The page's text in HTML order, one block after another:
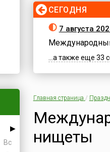
▶
Вс
СЕГОДНЯ
7 августа
...а также еще 33
Главная страница /
нищеты